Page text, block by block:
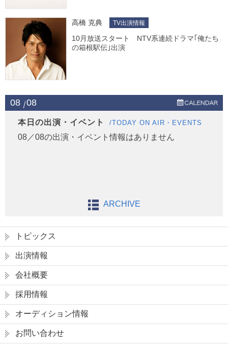
高橋 克典 TV出演情報
10月放送スタート NTV系連続ドラマ｢俺たち
の箱根駅伝｣出演
08 08
本日の出演・イベント /TODAY ON AIR・EVENTS
08／08の出演・イベント情報はありません
ARCHIVE
トピックス
出演情報
会社概要
採用情報
オーディション情報
お問い合わせ